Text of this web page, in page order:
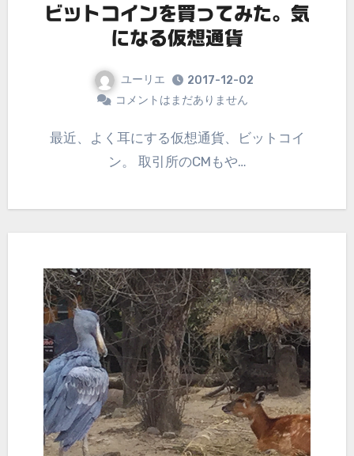
ビットコインを買ってみた。気
になる仮想通貨
ユーリエ
2017-12-02
コメントはまだありません
最近、よく耳にする仮想通貨、ビットコイ
ン。 取引所のCMもや…